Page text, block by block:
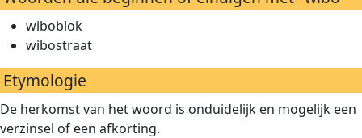
wiboblok
wibostraat
Etymologie
De herkomst van het woord is onduidelijk en mogelijk een
verzinsel of een afkorting.